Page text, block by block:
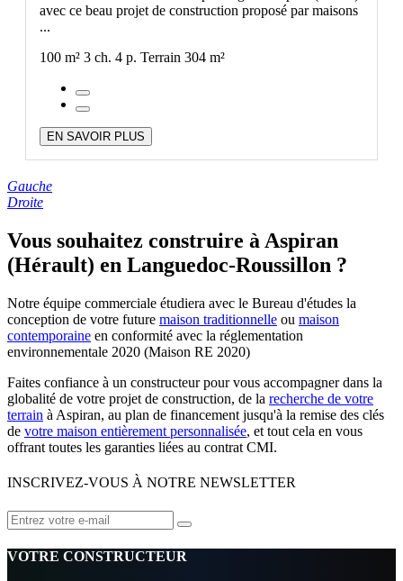
avec ce beau projet de construction proposé par maisons
...
100 m² 3 ch. 4 p. Terrain 304 m²
EN SAVOIR PLUS
Gauche
Droite
Vous souhaitez construire à Aspiran
(Hérault) en Languedoc-Roussillon ?
Notre équipe commerciale étudiera avec le Bureau d'études la
conception de votre future maison traditionnelle ou maison
contemporaine en conformité avec la réglementation
environnementale 2020 (Maison RE 2020)
Faites confiance à un constructeur pour vous accompagner dans la
globalité de votre projet de construction, de la recherche de votre
terrain à Aspiran, au plan de financement jusqu'à la remise des clés
de votre maison entièrement personnalisée, et tout cela en vous
offrant toutes les garanties liées au contrat CMI.
INSCRIVEZ-VOUS À NOTRE NEWSLETTER
VOTRE CONSTRUCTEUR